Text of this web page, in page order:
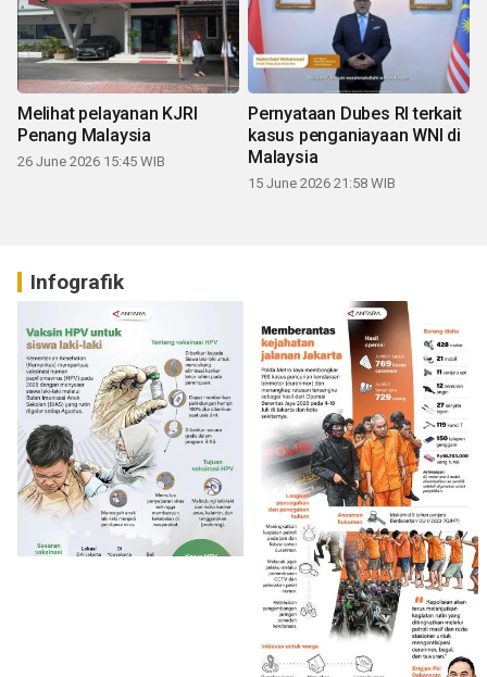
Melihat pelayanan KJRI
Penang Malaysia
26 June 2026 15:45 WIB
Pernyataan Dubes RI terkait
kasus penganiayaan WNI di
Malaysia
15 June 2026 21:58 WIB
Infografik